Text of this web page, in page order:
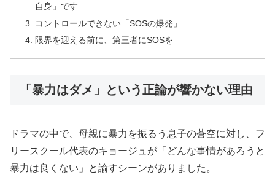
自身」です
コントロールできない「SOSの爆発」
限界を迎える前に、第三者にSOSを
「暴力はダメ」という正論が響かない理由
ドラマの中で、母親に暴力を振るう息子の蒼空に対し、フ
リースクール代表のキョージュが「どんな事情があろうと
暴力は良くない」と諭すシーンがありました。